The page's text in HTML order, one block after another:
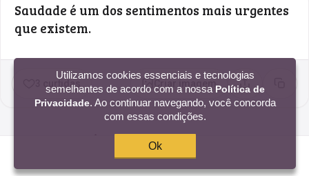
Saudade é um dos sentimentos mais urgentes
que existem.
3 curtidas Criar imagem Compartilhar
Copiar
Frases de distância de amizade para os
amigos que moram longe
Utilizamos cookies essenciais e tecnologias
semelhantes de acordo com a nossa Política de
Privacidade. Ao continuar navegando, você concorda
com essas condições.
Ok